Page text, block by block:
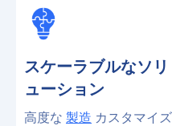
スケーラブルなソリ
ューション
高度な 製造 カスタマイズ